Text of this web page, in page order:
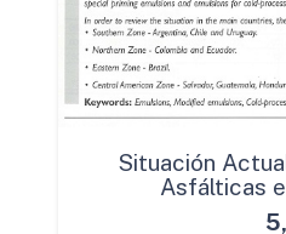
Situación
Asfálticas